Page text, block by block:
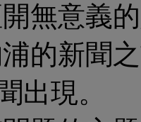
無意義
的新聞
出現。